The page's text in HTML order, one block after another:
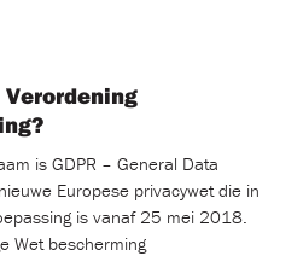
is GDPR – General Data
Europese privacywet die in
is vanaf 25 mei 2018.
Wet bescherming